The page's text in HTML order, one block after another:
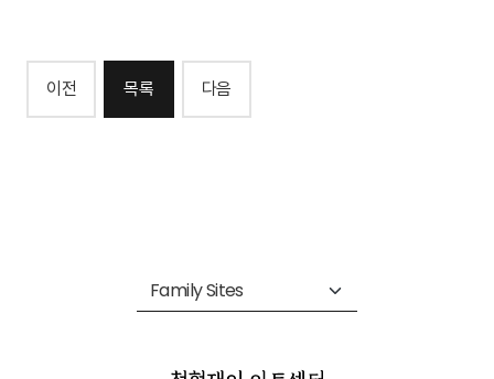
이전 목록 다음